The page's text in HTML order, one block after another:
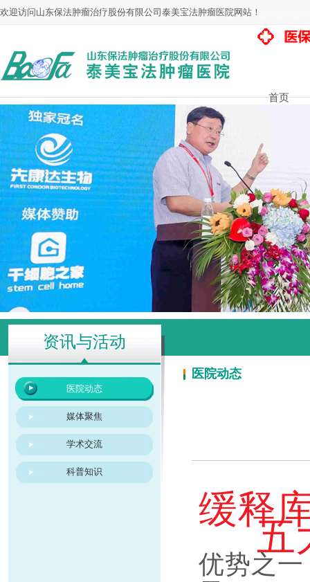
欢迎访问山东保法肿瘤治疗股份有限公司泰美宝法肿瘤医院网站！
首页
资讯与活动
医院动态
媒体聚焦
学术交流
科普知识
医院动态
缓释
五大
优势之